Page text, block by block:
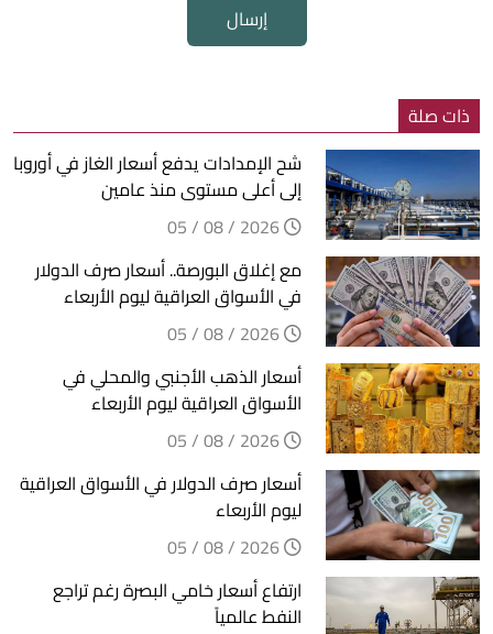
إرسال
ذات صلة
شح الإمدادات يدفع أسعار الغاز في أوروبا
إلى أعلى مستوى منذ عامين
مع إغلاق البورصة.. أسعار صرف الدولار
في الأسواق العراقية ليوم الأربعاء
أسعار الذهب الأجنبي والمحلي في
الأسواق العراقية ليوم الأربعاء
أسعار صرف الدولار في الأسواق العراقية
ليوم الأربعاء
ارتفاع أسعار خامي البصرة رغم تراجع
النفط عالمياً